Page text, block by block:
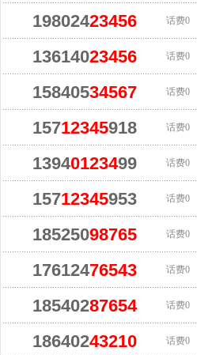
19802423456 话费0
13614023456 话费0
15840534567 话费0
15712345918 话费0
13940123499 话费0
15712345953 话费0
18525098765 话费0
17612476543 话费0
18540287654 话费0
18640243210 话费0